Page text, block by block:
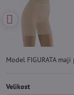
Model FIGURATA
Velikost